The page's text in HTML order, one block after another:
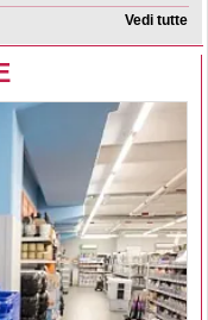
Vedi tutte